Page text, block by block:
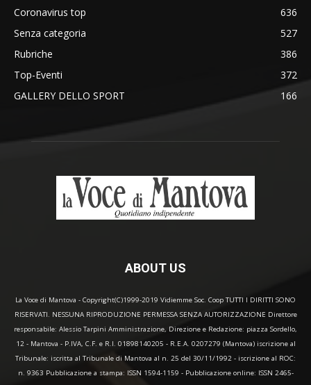
Coronavirus top
636
Senza categoria
527
Rubriche
386
Top-Eventi
372
GALLERY DELLO SPORT
166
ABOUT US
La Voce di Mantova - Copyright(C)1999-2019 Vidiemme Soc. Coop TUTTI I DIRITTI SONO
RISERVATI. NESSUNA RIPRODUZIONE PERMESSA SENZA AUTORIZZAZIONE Direttore
responsabile: Alessio Tarpini Amministrazione, Direzione e Redazione: piazza Sordello,
12 - Mantova - P.IVA, C.F. e R.I. 01898140205 - R.E.A. 0207279 (Mantova) iscrizione al
Tribunale: iscritta al Tribunale di Mantova al n. 25 del 30/11/1992 - iscrizione al ROC:
n. 9363 Pubblicazione a stampa: ISSN 1594-1159 - Pubblicazione online: ISSN 2465-